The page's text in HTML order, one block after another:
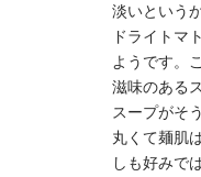
淡いという
ドライトマ
ようです。
滋味のある
スープがそ
丸くて麺肌
しも好みで